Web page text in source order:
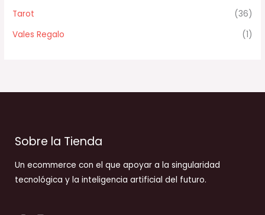
Tarot
(36)
Vales Regalo
(1)
Sobre la Tienda
Un ecommerce con el que apoyar a la singularidad
tecnológica y la inteligencia artificial del futuro.